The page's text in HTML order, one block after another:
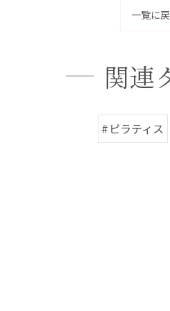
一覧に
関連
#ピラティス